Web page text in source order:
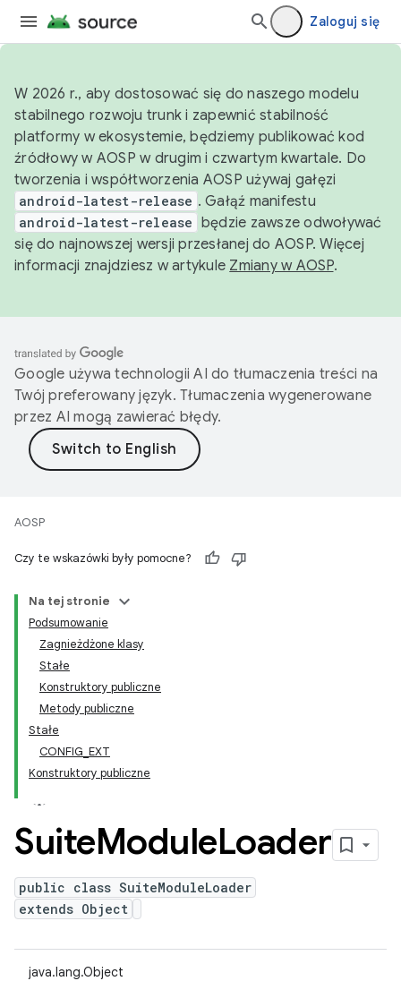
Zaloguj się
W 2026 r., aby dostosować się do naszego modelu
stabilnego rozwoju trunk i zapewnić stabilność
platformy w ekosystemie, będziemy publikować kod
źródłowy w AOSP w drugim i czwartym kwartale. Do
tworzenia i współtworzenia AOSP używaj gałęzi
android-latest-release . Gałąź manifestu
android-latest-release będzie zawsze odwoływać
się do najnowszej wersji przesłanej do AOSP. Więcej
informacji znajdziesz w artykule Zmiany w AOSP.
Google używa technologii AI do tłumaczenia treści na
Twój preferowany język. Tłumaczenia wygenerowane
przez AI mogą zawierać błędy.
AOSP
Czy te wskazówki były pomocne?
Na tej stronie
Podsumowanie
Zagnieżdżone klasy
Stałe
Konstruktory publiczne
Metody publiczne
Stałe
CONFIG_EXT
Konstruktory publiczne
SuiteModuleLoader
public class SuiteModuleLoader
extends Object
java.lang.Object